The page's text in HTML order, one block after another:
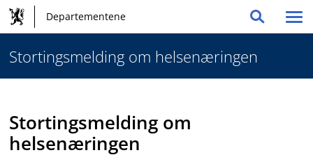
Hopp
Hovednavigasjon
og
globale
verktøy
Departementene Søk
Vis
/
Stortingsmelding om helsenæringen
Stortingsmelding om
helsenæringen